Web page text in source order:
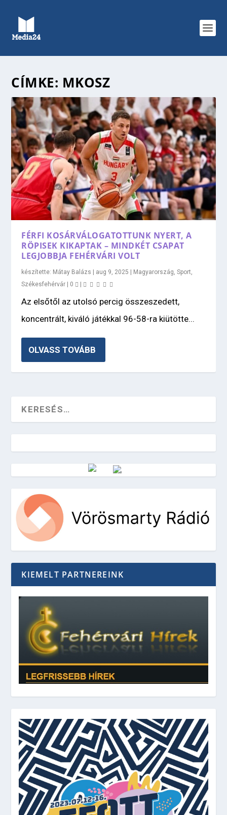
CÍMKE: MKOSZ
FÉRFI KOSÁRVÁLOGATOTTUNK NYERT, A
RÖPISEK KIKAPTAK – MINDKÉT CSAPAT
LEGJOBBJA FEHÉRVÁRI VOLT
készítette: Mátay Balázs | aug 9, 2025 | Magyarország ,Sport
Székesfehérvár | 0 |
Az elsőtől az utolsó percig összeszedett,
koncentrált, kiváló játékkal 96-58-ra kiütötte...
OLVASS TOVÁBB
Vörösmarty Rádió
KIEMELT PARTNEREINK